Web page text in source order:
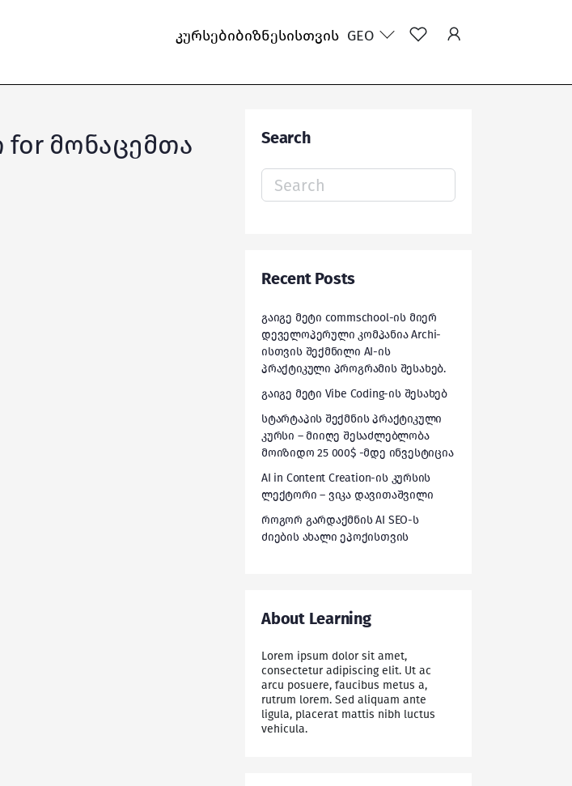
კურსებიბიზნესისთვის GEO
for მონაცემთა
Search
Search
for:
Recent Posts
გაიგე მეტი commschool-ის მიერ
დეველოპერული კომპანია Archi-
ისთვის შექმნილი AI-ის
პრაქტიკული პროგრამის შესახებ.
გაიგე მეტი Vibe Coding-ის შესახებ
სტარტაპის შექმნის პრაქტიკული
კურსი – მიიღე შესაძლებლობა
მოიზიდო 25 000$ -მდე ინვესტიცია
AI in Content Creation-ის კურსის
ლექტორი – ვიკა დავითაშვილი
როგორ გარდაქმნის AI SEO-ს
ძიების ახალი ეპოქისთვის
About Learning
Lorem ipsum dolor sit amet,
consectetur adipiscing elit. Ut ac
arcu posuere, faucibus metus a,
rutrum lorem. Sed aliquam ante
ligula, placerat mattis nibh luctus
vehicula.